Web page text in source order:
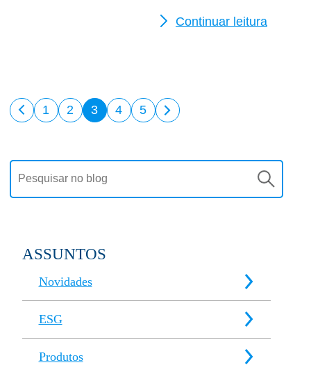
Continuar leitura
1 2 3 4 5
ASSUNTOS
Novidades
ESG
Produtos